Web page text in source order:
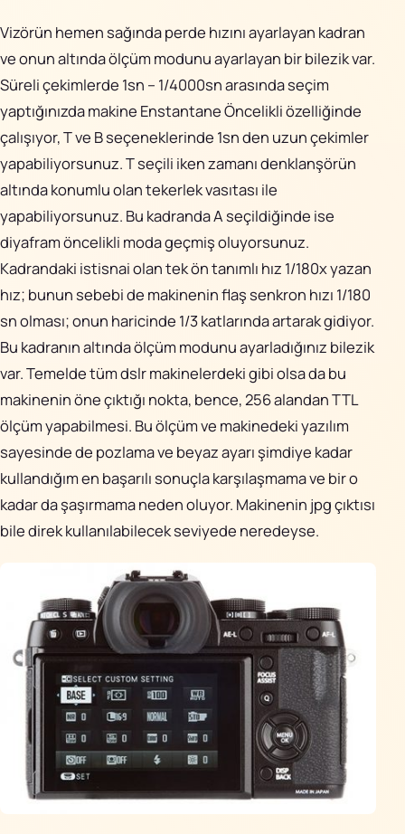
Vizörün hemen sağında perde hızını ayarlayan kadran
ve onun altında ölçüm modunu ayarlayan bir bilezik var.
Süreli çekimlerde 1sn – 1/4000sn arasında seçim
yaptığınızda makine Enstantane Öncelikliözelliğinde
çalışıyor, T ve B seçeneklerinde 1sn den uzun çekimler
yapabiliyorsunuz. T seçili iken zamanı denklanşörün
altında konumlu olan tekerlek vasıtası ile
yapabiliyorsunuz. Bu kadranda A seçildiğinde ise
diyafram öncelikli moda geçmiş oluyorsunuz.
Kadrandaki istisnai olan tek ön tanımlı hız 1/180x yazan
hız; bunun sebebi de makinenin flaş senkron hızı 1/180
sn olması; onun haricinde 1/3 katlarında artarak gidiyor.
Bu kadranın altında ölçüm modunu ayarladığınız bilezik
var. Temelde tüm dslr makinelerdeki gibi olsa da bu
makinenin öne çıktığı nokta, bence, 256 alandan TTL
ölçüm yapabilmesi. Bu ölçüm ve makinedeki yazılım
sayesinde de pozlama ve beyaz ayarı şimdiye kadar
kullandığım en başarılı sonuçla karşılaşmama ve bir o
kadar da şaşırmama neden oluyor. Makinenin jpg çıktısı
bile direk kullanılabilecek seviyede neredeyse.